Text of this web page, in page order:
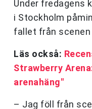
Under fredagens
i Stockholm
fallet från scenen
Läs också:
Strawberry
arenahäng"
– Jag föll från